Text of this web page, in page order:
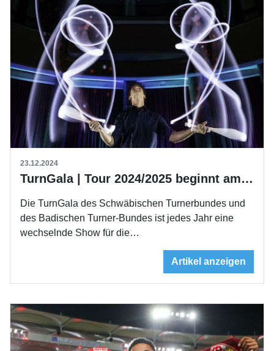
23.12.2024
TurnGala | Tour 2024/2025 beginnt am 28. Dezember
Die TurnGala des Schwäbischen Turnerbundes und
des Badischen Turner-Bundes ist jedes Jahr eine
wechselnde Show für die…
Artikel anzeigen